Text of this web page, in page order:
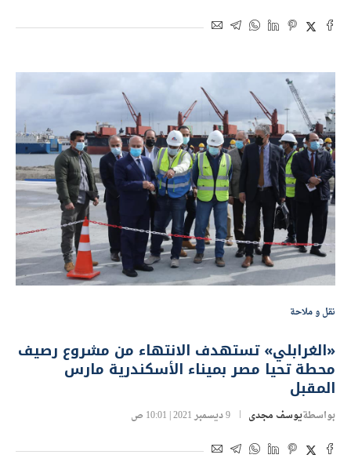
نقل و ملاحة
«الغرابلي» تستهدف الانتهاء من مشروع رصيف
محطة تحيا مصر بميناء الأسكندرية مارس
المقبل
بواسطةيوسف مجدى 9 ديسمبر 2021 | 10:01 ص